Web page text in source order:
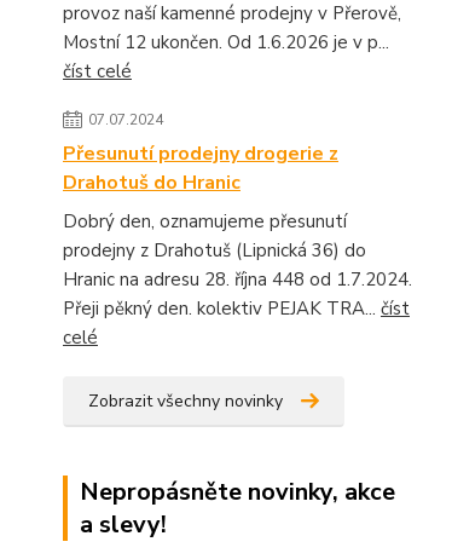
provoz naší kamenné prodejny v Přerově,
Mostní 12 ukončen. Od 1.6.2026 je v p...
číst celé
07.07.2024
Přesunutí prodejny drogerie z
Drahotuš do Hranic
Dobrý den, oznamujeme přesunutí
prodejny z Drahotuš (Lipnická 36) do
Hranic na adresu 28. října 448 od 1.7.2024.
Přeji pěkný den. kolektiv PEJAK TRA... číst
celé
Zobrazit všechny novinky
Nepropásněte novinky, akce
a slevy!